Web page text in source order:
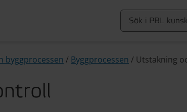
byggprocessen / Byggprocessen / Utstakning